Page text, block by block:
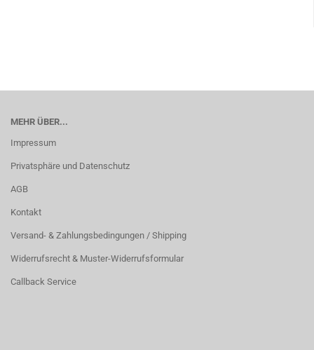
MEHR ÜBER...
Impressum
Privatsphäre und Datenschutz
AGB
Kontakt
Versand- & Zahlungsbedingungen / Shipping
Widerrufsrecht & Muster-Widerrufsformular
Callback Service